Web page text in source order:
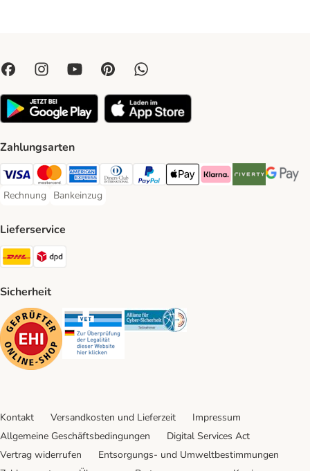
Zahlungsarten
Visa Payment Method
Mastercard Payment Method
American Express Payment Method
Diners Club Payment Method
PayPal Payment Method
Apple Pay Payment Method
Klarna Payment Method
Riverty Payment
Google
Rechnung
Rechnung Payment Method
Bankeinzug
Bankeinzug Payment Method
Lieferservice
DHL Shipping Method
Sicherheit
Security Security Security
Kontakt Versandkosten und Lieferzeit
Impressum
Allgemeine Geschäftsbedingungen
Digital Services Act
Vertrag widerrufen
Entsorgungs- und Umweltbestimmungen